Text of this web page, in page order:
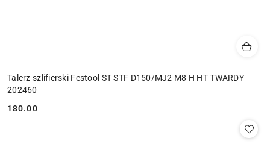
Talerz szlifierski Festool ST STF D150/MJ2 M8 H HT TWARDY
202460
Cena:
180.00